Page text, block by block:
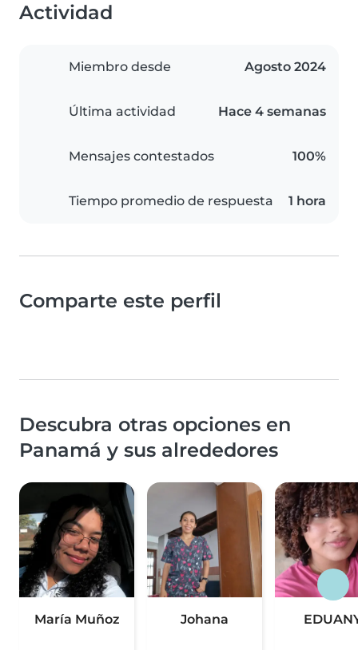
Actividad
Miembro desde Agosto 2024
Última actividad Hace 4 semanas
Mensajes contestados 100%
Tiempo promedio de respuesta 1 hora
Comparte este perfil
Descubra otras opciones en
Panamá y sus alrededores
María Muñoz Johana